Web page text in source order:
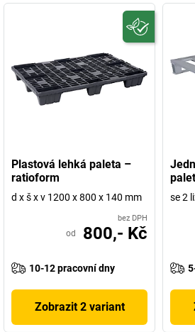
Plastová lehká paleta –
ratioform
d x š x v 1200 x 800 x 140 mm
bez DPH
od 800,- Kč
10-12 pracovní dny
Zobrazit 2 variant
se 2